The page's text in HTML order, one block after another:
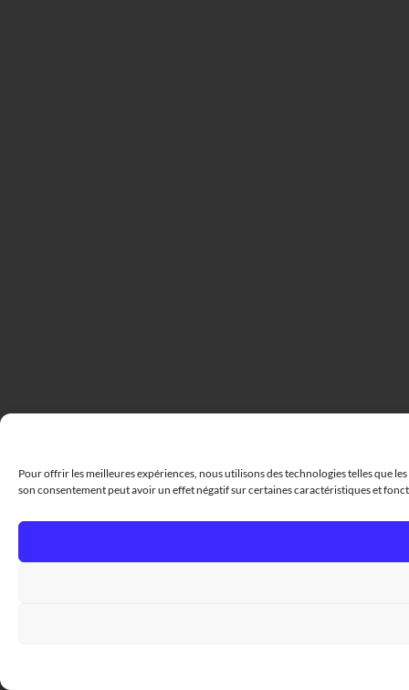
Pour offrir les meilleures expériences, nous utilisons des technologies telles que
son consentement peut avoir un effet négatif sur certaines caractéristiques et